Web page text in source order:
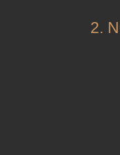
2.